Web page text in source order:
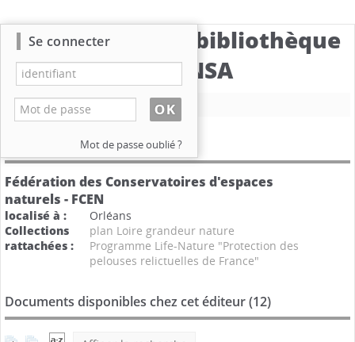
Catalogue de la bibliothèque
du CBNSA
Nouvelle recherche
Détail de l'éditeur
Fédération des Conservatoires d'espaces
naturels - FCEN
localisé à :
Orléans
Collections
rattachées :
plan Loire grandeur nature
Programme Life-Nature "Protection des
pelouses relictuelles de France"
Documents disponibles chez cet éditeur (12)
Se connecter
Mot de passe oublié ?